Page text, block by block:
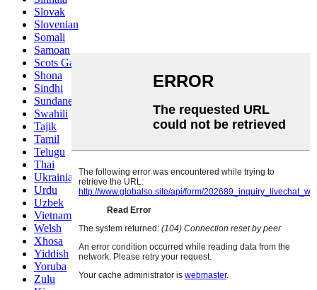
Slovak
Slovenian
Somali
Samoan
Scots Gaelic
Shona
Sindhi
Sundanese
Swahili
Tajik
Tamil
Telugu
Thai
Ukrainian
Urdu
Uzbek
Vietnamese
Welsh
Xhosa
Yiddish
Yoruba
Zulu